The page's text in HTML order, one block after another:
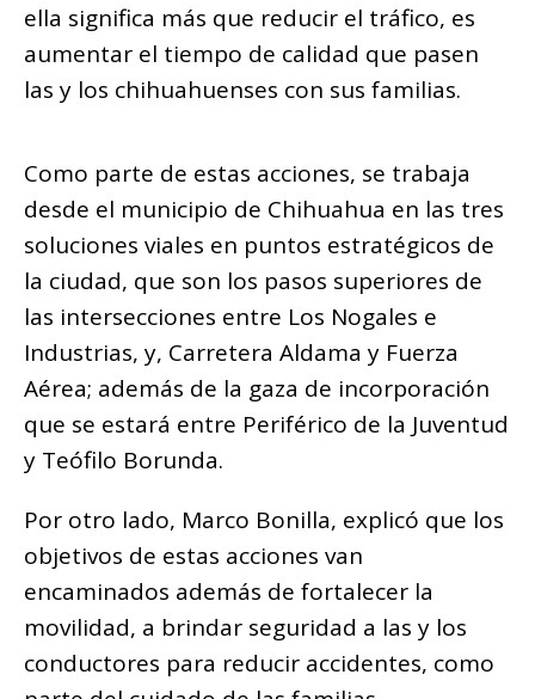
ella significa más que reducir el tráfico, es
aumentar el tiempo de calidad que pasen
las y los chihuahuenses con sus familias.
Como parte de estas acciones, se trabaja
desde el municipio de Chihuahua en las tres
soluciones viales en puntos estratégicos de
la ciudad, que son los pasos superiores de
las intersecciones entre Los Nogales e
Industrias, y, Carretera Aldama y Fuerza
Aérea; además de la gaza de incorporación
que se estará entre Periférico de la Juventud
y Teófilo Borunda.
Por otro lado, Marco Bonilla, explicó que los
objetivos de estas acciones van
encaminados además de fortalecer la
movilidad, a brindar seguridad a las y los
conductores para reducir accidentes, como